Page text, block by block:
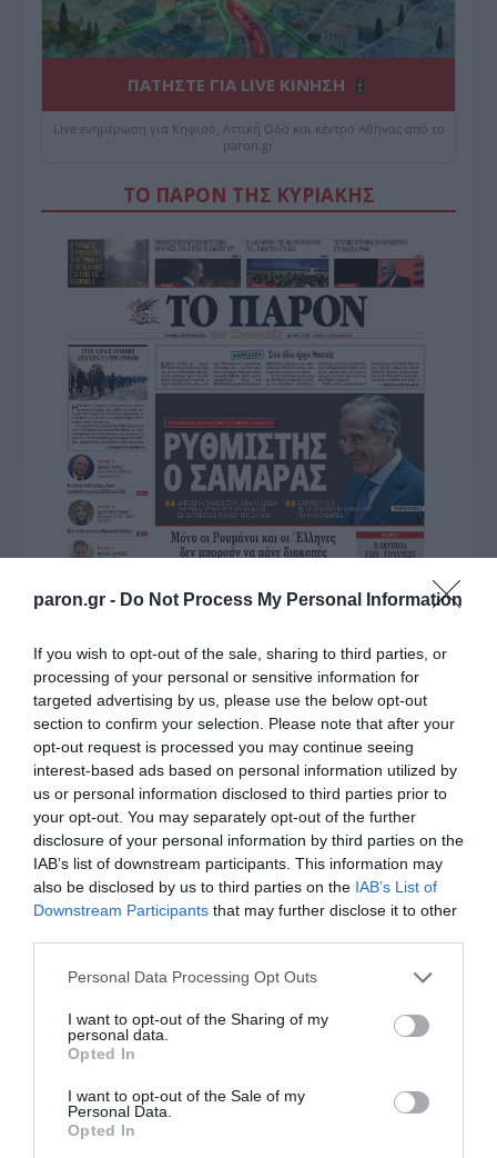
paron.gr - Do Not Process My Personal Information
If you wish to opt-out of the sale, sharing to third parties, or
processing of your personal or sensitive information for
targeted advertising by us, please use the below opt-out
section to confirm your selection. Please note that after your
opt-out request is processed you may continue seeing
interest-based ads based on personal information utilized by
us or personal information disclosed to third parties prior to
your opt-out. You may separately opt-out of the further
disclosure of your personal information by third parties on the
IAB’s list of downstream participants. This information may
also be disclosed by us to third parties on the IAB’s List of
Downstream Participants that may further disclose it to other
Please note that this website/app uses one or more Google
not limited to your visit or usage behaviour. You may click to
grant or deny consent to Google and its third-party tags to
use your data for below specified purposes in below Google
consent section.
Personal Data Processing Opt Outs
I want to opt-out of the Sharing of my
personal data.
Opted In
I want to opt-out of the Sale of my
Personal Data.
Opted In
ΠΑΤΗΣΤΕ ΓΙΑ LIVE ΚΙΝΗΣΗ
Live ενημέρωση για Κηφισό, Αττική Οδό και κέντρο Αθήνας από το
paron.gr
ΤΟ ΠΑΡΟΝ ΤΗΣ ΚΥΡΙΑΚΗΣ
ΔΙΑΒΑΣΤΕ ΚΑΙ ΤΑ ΠΑΡΑΚΑΤΩ
Κλασικός Δεκαπενταύγουστος με ηλιοφάνεια, υψηλές
θερμοκρασίες και ισχυρά μελτέμια την εβδομάδα